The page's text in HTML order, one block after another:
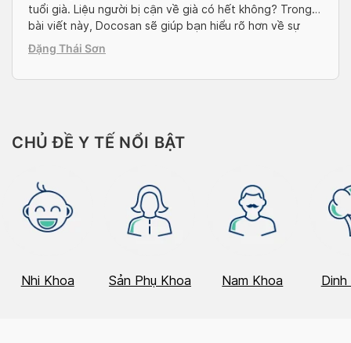
tuổi già. Liệu người bị cận về già có hết không? Trong
bài viết này, Docosan sẽ giúp bạn hiểu rõ hơn về sự
thay đổi thị lực ở người cao tuổi bị cận thị, cũng như
những biện pháp chăm sóc mắt […]
Đặng Thái Sơn
CHỦ ĐỀ Y TẾ NỔI BẬT
Nhi Khoa Sản Phụ Khoa Nam Khoa Dinh